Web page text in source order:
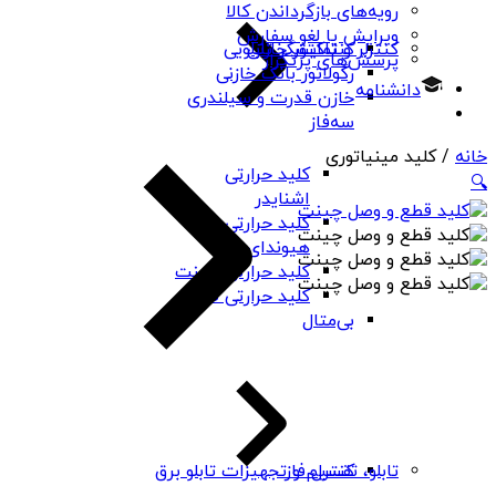
کلید حرارتی
اشنایدر
کلید حرارتی
هیوندای
کلید حرارتی چینت
کلید حرارتی PNS
بی‌متال
کنتاکتور خازنی
رگولاتور بانک خازنی
خازن قدرت و سیلندری
سه‌فاز
کنترلر و نمایشگر تابلویی
کنترل فاز
تابلو، تقسیم و تجهیزات تابلو برق
رویه‌های بازگرداندن کالا
ویرایش یا لغو سفارش
پرسش‌های پرتکرار
دانشنامه
خانه / کلید مینیاتوری
🔍